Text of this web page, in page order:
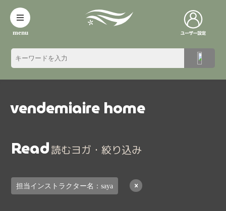
menu
vendemiaire home
Read読むヨガ・絞り込み
担当インストラクター名：saya